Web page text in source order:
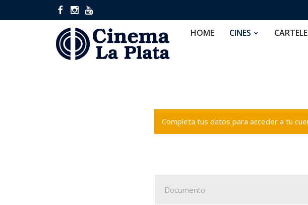
HOME CINES
Completa tus datos para acceder a tu